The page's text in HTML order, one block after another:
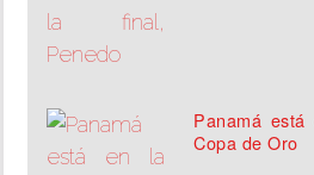
Panamá
Copa de Oro